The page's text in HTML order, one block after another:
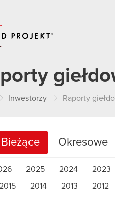
Inwestorzy Raporty
Bieżące Okresowe
2025 2024 2023
2015 2014 2013 2012